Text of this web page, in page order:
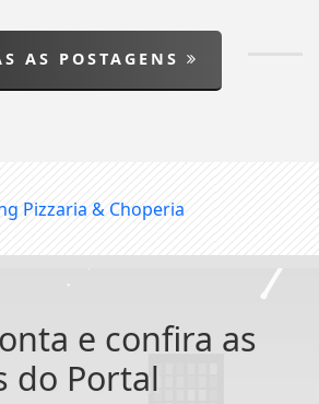
AS POSTAGENS
e confira as
do Portal